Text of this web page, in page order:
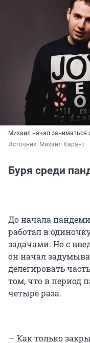
Михаил начал заниматься
Источник: Михаил Карант
Буря среди
До начала
работал в
задачами. Но с
он начал
делегировать
том, что в период
четыре раза.
— Как только